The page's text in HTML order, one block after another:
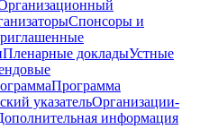
Спонсоры и
Пленарные докладыУстные
Программа
указательОрганизации-
информация